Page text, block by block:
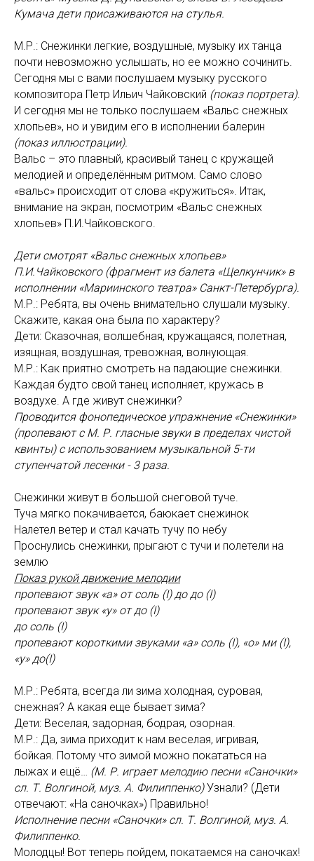
Кумача дети присаживаются на стулья.
М.Р.: Снежинки легкие, воздушные, музыку их танца
почти невозможно услышать, но ее можно сочинить.
Сегодня мы с вами послушаем музыку русского
композитора Петр Ильич Чайковский (показ портрета).
И сегодня мы не только послушаем «Вальс снежных
хлопьев», но и увидим его в исполнении балерин
(показ иллюстрации).
Вальс – это плавный, красивый танец с кружащей
мелодией и определённым ритмом. Само слово
«вальс» происходит от слова «кружиться». Итак,
внимание на экран, посмотрим «Вальс снежных
хлопьев» П.И.Чайковского.
Дети смотрят «Вальс снежных хлопьев»
П.И.Чайковского (фрагмент из балета «Щелкунчик» в
исполнении «Мариинского театра» Санкт-Петербурга).
М.Р.: Ребята, вы очень внимательно слушали музыку.
Скажите, какая она была по характеру?
Дети: Сказочная, волшебная, кружащаяся, полетная,
изящная, воздушная, тревожная, волнующая.
М.Р.: Как приятно смотреть на падающие снежинки.
Каждая будто свой танец исполняет, кружась в
воздухе. А где живут снежинки?
Проводится фонопедическое упражнение «Снежинки»
(пропевают с М. Р. гласные звуки в пределах чистой
квинты) с использованием музыкальной 5-ти
ступенчатой лесенки - 3 раза.
Снежинки живут в большой снеговой туче.
Туча мягко покачивается, баюкает снежинок
Налетел ветер и стал качать тучу по небу
Проснулись снежинки, прыгают с тучи и полетели на
землю
Показ рукой движение мелодии
пропевают звук «а» от соль (I) до до (I)
пропевают звук «у» от до (I)
до соль (I)
пропевают короткими звуками «а» соль (I), «о» ми (I),
«у» до(I)
М.Р.: Ребята, всегда ли зима холодная, суровая,
снежная? А какая еще бывает зима?
Дети: Веселая, задорная, бодрая, озорная.
М.Р.: Да, зима приходит к нам веселая, игривая,
бойкая. Потому что зимой можно покататься на
лыжах и ещё… (М. Р. играет мелодию песни «Саночки»
сл. Т. Волгиной, муз. А. Филиппенко)Узнали? (Дети
отвечают: «На саночках») Правильно!
Исполнение песни «Саночки» сл. Т. Волгиной, муз. А.
Филиппенко.
Молодцы! Вот теперь пойдем, покатаемся на саночках!